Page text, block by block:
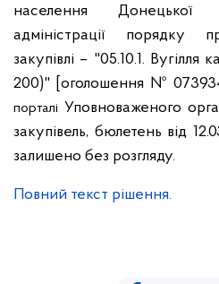
населення Донецької
адміністрації порядку
закупівлі – "05.10.1. Вугілля
200)" [оголошення №
порталі Уповноваженого
закупівель, бюлетень від
залишено без розгляду.
Повний текст рішення.